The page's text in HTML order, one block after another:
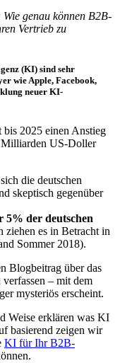
genau können B2B-
Vertrieb zu
(KI) sind sehr
wie Apple, Facebook,
neuer KI-
2025 einen Anstieg
US-Doller
die deutschen
skeptisch gegenüber
5% der deutschen
ziehen es in Betracht in
Sommer 2018).
Blogbeitrag über das
– mit dem
mysteriös erscheint.
Weise erklären was KI
basierend zeigen wir
KI für Ihr B2B-